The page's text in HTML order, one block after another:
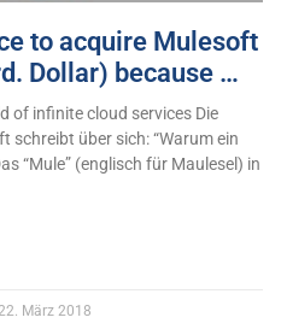
to acquire Mulesoft
Dollar) because …
of infinite cloud services Die
schreibt über sich: “Warum ein
“Mule” (englisch für Maulesel) in
März 2018